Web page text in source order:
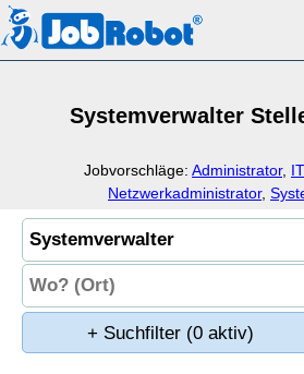
Systemverwalter
Jobvorschläge: Administrator,
Netzwerkadministrator,
+ Suchfilter (0 aktiv)